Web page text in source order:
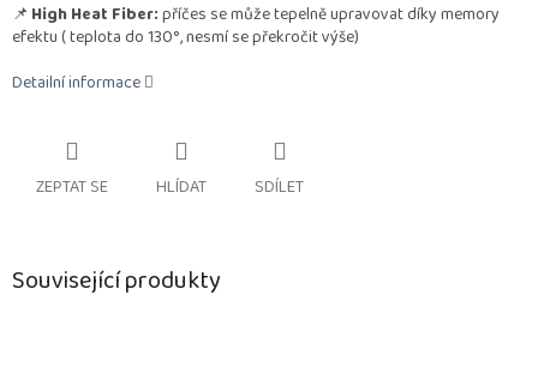
📌High Heat Fiber:příčes se může tepelně upravovat díky memory
efektu( teplota do 130°, nesmí se překročit výše)
Detailní informace
ZEPTAT SE HLÍDAT SDÍLET
Související produkty